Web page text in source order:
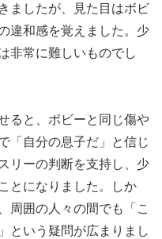
ましたが、見た目はボビ
違和感を覚えました。少
非常に難しいものでし
ると、ボビーと同じ傷や
「自分の息子だ」と信じ
リーの判断を支持し、少
とになりました。しか
周囲の人々の間でも「こ
という疑問が広まりまし